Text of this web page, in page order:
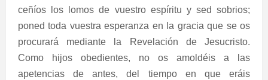
ceñíos los lomos de vuestro espíritu y sed sobrios;
poned toda vuestra esperanza en la gracia que se os
procurará mediante la Revelación de Jesucristo.
Como hijos obedientes, no os amoldéis a las
apetencias de antes, del tiempo en que eráis